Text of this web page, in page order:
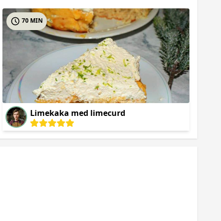
Limekaka med limecurd
70 MIN